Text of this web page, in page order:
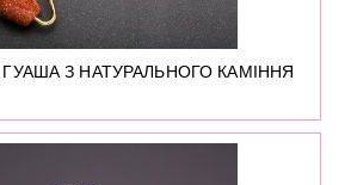
ГУАША З НАТУРАЛЬНОГО КАМІННЯ